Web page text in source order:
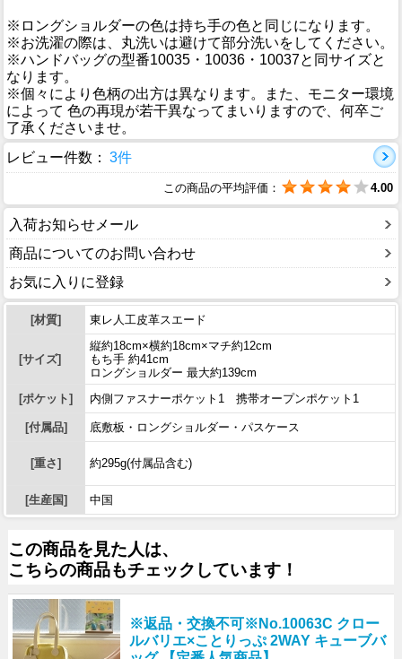
※ロングショルダーの色は持ち手の色と同じになります。
※お洗濯の際は、丸洗いは避けて部分洗いをしてください。
※ハンドバッグの型番10035・10036・10037と同サイズと
なります。
※個々により色柄の出方は異なります。また、モニター環境
によって 色の再現が若干異なってまいりますので、何卒ご
了承くださいませ。
レビュー件数： 3件
この商品の平均評価： 4.00
入荷お知らせメール
商品についてのお問い合わせ
お気に入りに登録
[材質] 東レ人工皮革スエード
[サイズ]
縦約18cm×横約18cm×マチ約12cm
もち手 約41cm
ロングショルダー 最大約139cm
[ポケット]
内側ファスナーポケット1 携帯オープンポケット1
[付属品] 底敷板・ロングショルダー・パスケース
[重さ] 約295g(付属品含む)
[生産国] 中国
この商品を見た人は、
こちらの商品もチェックしています！
※返品・交換不可※No.10063C クロー
ルバリエ×ことりっぷ 2WAY キューブバ